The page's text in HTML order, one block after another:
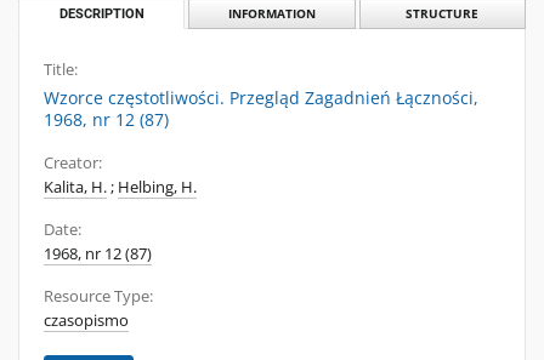
DESCRIPTION INFORMATION STRUCTURE
Title:
Wzorce częstotliwości. Przegląd Zagadnień Łączności,
1968, nr 12 (87)
Creator:
Kalita, H.; Helbing, H.
Date:
1968, nr 12 (87)
Resource Type:
czasopismo